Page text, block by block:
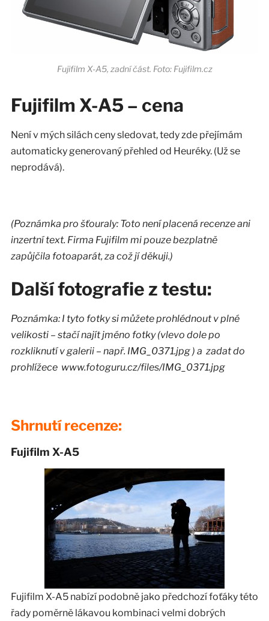
Fujifilm X-A5, zadní část. Foto: Fujifilm.cz
Fujifilm X-A5 – cena
Není v mých silách ceny sledovat, tedy zde přejímám
automaticky generovaný přehled od Heuréky. (Už se
neprodává).
(Poznámka pro šťouraly: Toto není placená recenze ani
inzertní text. Firma Fujifilm mi pouze bezplatně
zapůjčila fotoaparát, za což jí děkuji.)
Další fotografie z testu:
Poznámka: I tyto fotky si můžete prohlédnout v plné
velikosti – stačí najít jméno fotky (vlevo dole po
rozkliknutí v galerii – např. IMG_0371.jpg ) a zadat do
prohlížece www.fotoguru.cz/files/IMG_0371.jpg
Shrnutí recenze:
Fujifilm X-A5
Fujifilm X-A5 nabízí podobně jako předchozí foťáky této
řady poměrně lákavou kombinaci velmi dobrých